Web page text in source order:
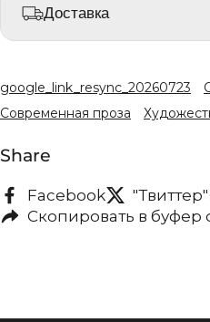
Доставка
google_link_resync_20260723
Современная проза
Share
Facebook "Твиттер"
Скопировать в буфер